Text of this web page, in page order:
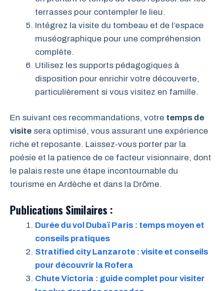
terrasses pour contempler le lieu.
Intégrez la visite du tombeau et de l’espace
muséographique pour une compréhension
complète.
Utilisez les supports pédagogiques à
disposition pour enrichir votre découverte,
particulièrement si vous visitez en famille.
En suivant ces recommandations, votre temps de
visite sera optimisé, vous assurant une expérience
riche et reposante. Laissez-vous porter par la
poésie et la patience de ce facteur visionnaire, dont
le palais reste une étape incontournable du
tourisme en Ardèche et dans la Drôme.
Publications Similaires :
Durée du vol Dubaï Paris : temps moyen et
conseils pratiques
Stratified city Lanzarote : visite et conseils
pour découvrir la Rofera
Chute Victoria : guide complet pour visiter